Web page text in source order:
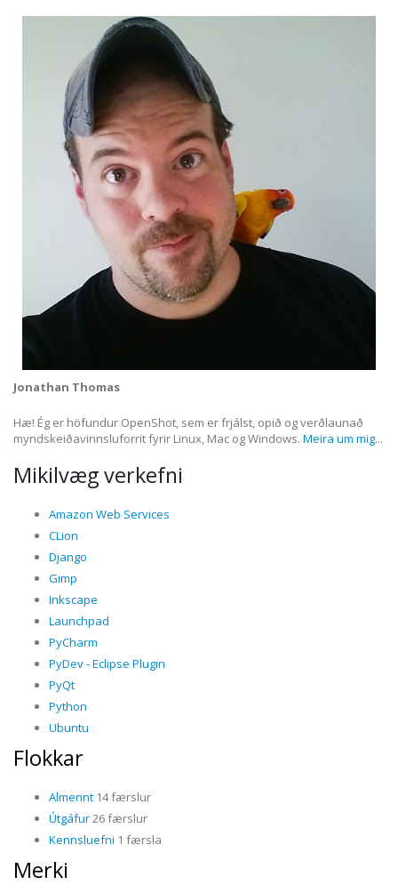
Jonathan Thomas
Hæ! Ég er höfundur OpenShot, sem er frjálst, opið og verðlaunað
myndskeiðavinnsluforrit fyrir Linux, Mac og Windows. Meira um mig...
Mikilvæg verkefni
Amazon Web Services
CLion
Django
Gimp
Inkscape
Launchpad
PyCharm
PyDev - Eclipse Plugin
PyQt
Python
Ubuntu
Flokkar
Almennt 14 færslur
Útgáfur26 færslur
Kennsluefni 1 færsla
Merki